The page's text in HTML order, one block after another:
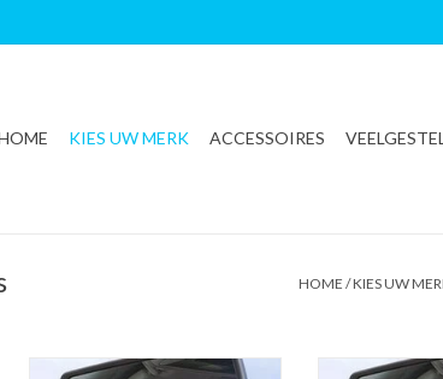
KIES UW MERK ACCESSOIRES
HOME /KIES UW
Freshations auto luchtverfrisser |
Freshations